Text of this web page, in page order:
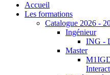
Accueil
Les formations
Catalogue 2026 -
Ingénieur
ING -
Master